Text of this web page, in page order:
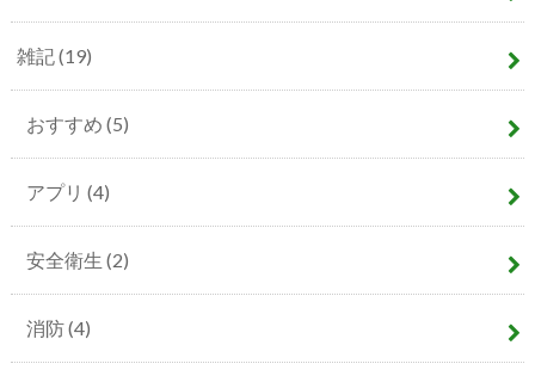
雑記(19)
おすすめ (5)
アプリ (4)
安全衛生 (2)
消防(4)